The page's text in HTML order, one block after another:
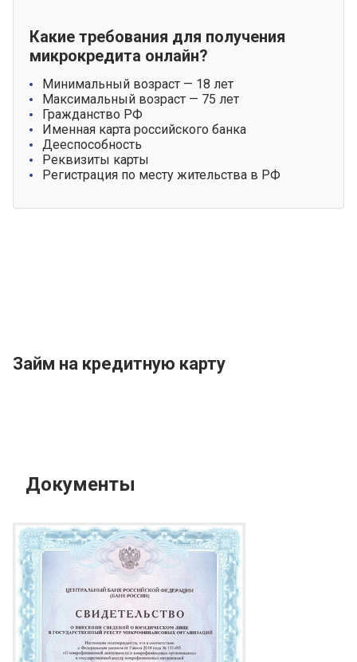
Какие требования для получения
микрокредита онлайн?
Минимальный возраст — 18 лет
Максимальный возраст — 75 лет
Гражданство РФ
Именная карта российского банка
Дееспособность
Реквизиты карты
Регистрация по месту жительства в РФ
Займ на кредитную карту
Документы